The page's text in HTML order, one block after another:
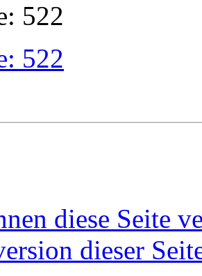
522
522
diese Seite
dieser